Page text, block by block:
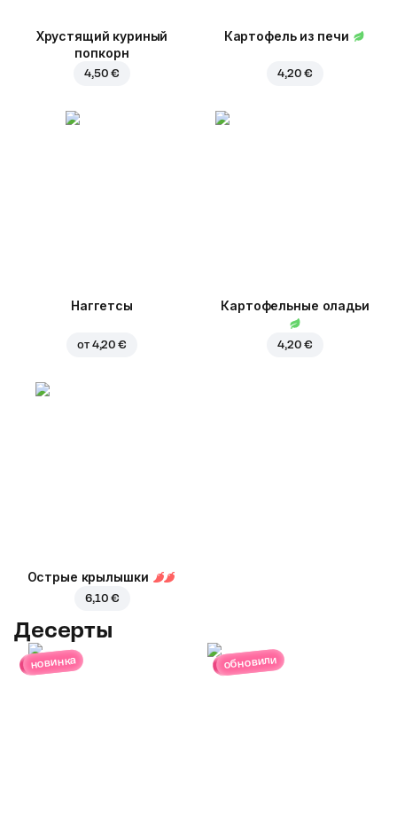
Хрустящий куриный
попкорн
4,50 €
Картофель из печи
4,20 €
Наггетсы
от 4,20 €
Картофельные оладьи
4,20 €
Острые крылышки
6,10 €
Десерты
новинка обновили